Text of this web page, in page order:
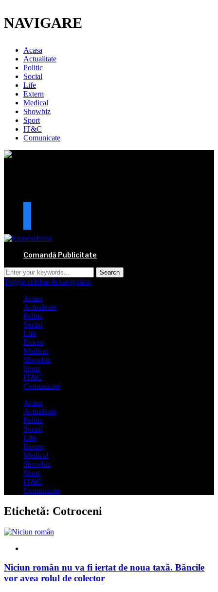
NAVIGARE
Acasa
Actualitate
Politic
Social
Life
Extern
Medical
Showbiz
Sport
IT&C
Comunicate
Comandă Publicitate
Toggle sidebar & navigation
Acasa
Actualitate
Politic
Social
Life
Extern
Medical
Showbiz
Sport
IT&C
Comunicate
Acasa
Actualitate
Politic
Social
Life
Extern
Medical
Showbiz
Sport
IT&C
Comunicate
Etichetă: Cotroceni
Niciun român nu va fi iertat de noua taxă. Băncile
vor avea rolul de colector